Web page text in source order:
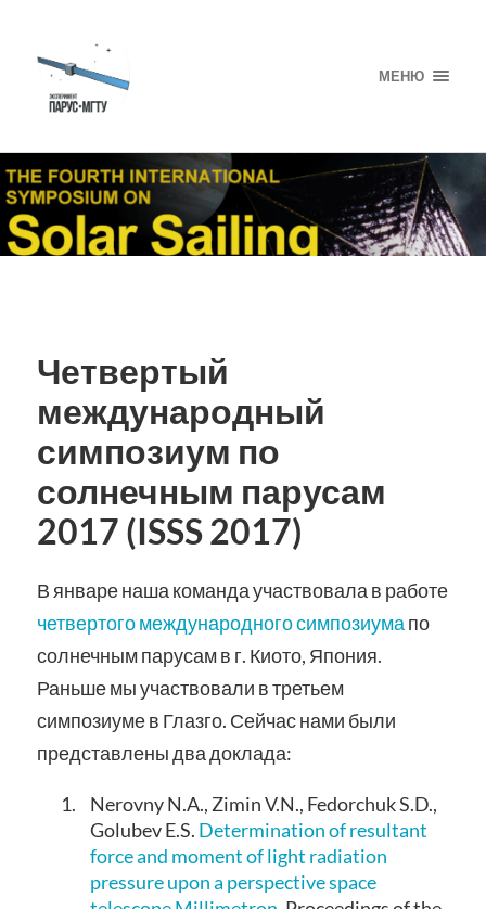
МЕНЮ
Четвертый
международный
симпозиум по
солнечным парусам
2017 (ISSS 2017)
В январе наша команда участвовала в работе
четвертого международного симпозиумапо
солнечным парусам в г. Киото, Япония.
Раньше мы участвовали в третьем
симпозиуме в Глазго. Сейчас нами были
представлены два доклада:
1.
Nerovny N.A., Zimin V.N., Fedorchuk S.D.,
Golubev E.S. Determination of resultant
force and moment of light radiation
pressure upon a perspective space